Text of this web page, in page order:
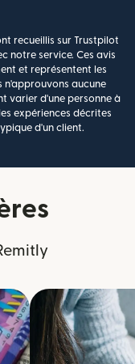
recueillis sur Trustpilot
notre service. Ces avis
et représentent les
n'approuvons aucune
varier d'une personne à
expériences décrites
d'un client.